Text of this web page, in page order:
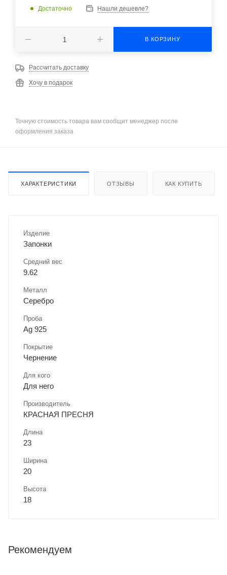
Достаточно Нашли дешевле?
В КОРЗИНУ
Рассчитать доставку
Хочу в подарок
Точную стоимость товара вам сообщит менеджер после
оформления заказа
ХАРАКТЕРИСТИКИ ОТЗЫВЫ КАК КУПИТЬ
Изделие
Запонки
Средний вес
9.62
Металл
Серебро
Проба
Ag 925
Покрытие
Чернение
Для кого
Для него
Производитель
КРАСНАЯ ПРЕСНЯ
Длина
23
Ширина
20
Высота
18
Рекомендуем